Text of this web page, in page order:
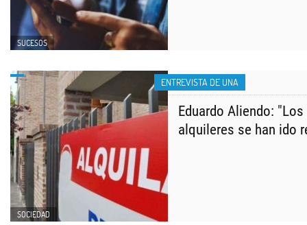
SUCESOS
ENTREVISTA DE UNA
SOCIEDAD
Eduardo Aliendo:
alquileres se han ido